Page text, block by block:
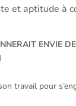
et aptitude à
ENVIE
travail pour